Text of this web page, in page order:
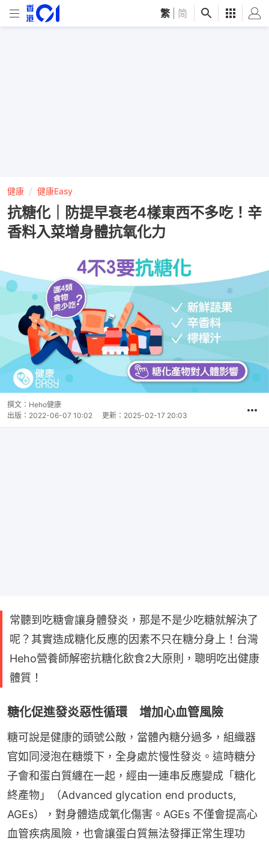
繁 简
健康 健康Easy
抗糖化｜防提早衰老4樣東西不多吃！辛
香料入菜增身體抗氧化力
撰文： Heho健康
出版： 2022-06-07 10:02 更新： 2025-02-17 20:03
常聽到吃糖會讓身體發炎，那是不是少吃糖就解決了
呢？其實造成糖化反應的因素不只在糖分身上！台灣
Heho營養師解密抗糖化飲食2大原則，聰明吃出健康
體質！
糖化促進發炎惡性循環 增加心血管風險
糖可說是健康的頭號公敵，當體內糖分過多，組織器
官如同浸泡在糖漿下，全身處於慢性發炎。這時糖分
子會和蛋白質纏在一起，經由一連串反應變成「糖化
終產物」（Advanced glycation end products,
AGEs），對身體造成氧化傷害。AGEs 不僅會提高心
血管疾病風險，也會讓蛋白質無法發揮正常生理功